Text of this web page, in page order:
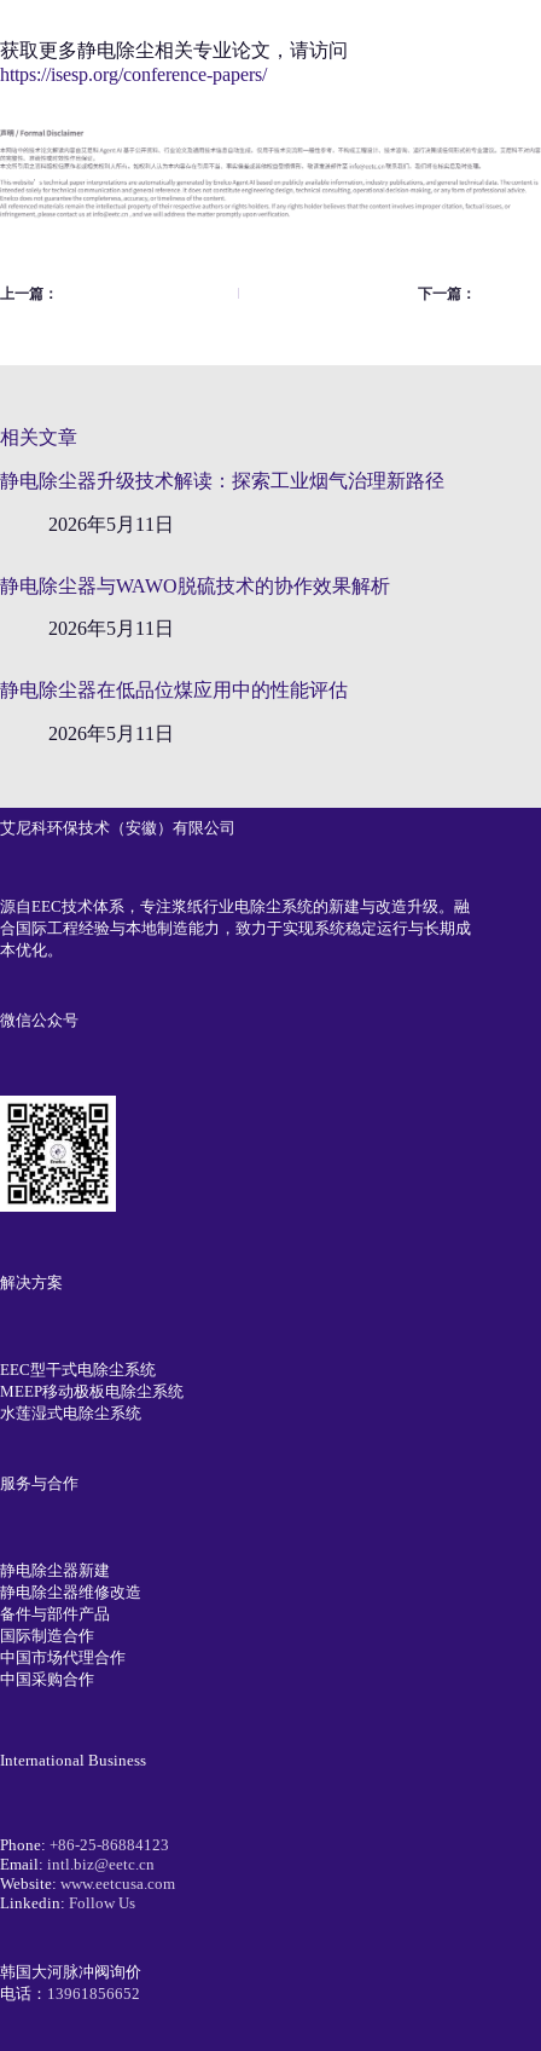
获取更多静电除尘相关专业论文，请访问
https://isesp.org/conference-papers/
上一篇： 下一篇：
相关文章
静电除尘器升级技术解读：探索工业烟气治理新路径
2026年5月11日
静电除尘器与WAWO脱硫技术的协作效果解析
2026年5月11日
静电除尘器在低品位煤应用中的性能评估
2026年5月11日
艾尼科环保技术（安徽）有限公司
源自EEC技术体系，专注浆纸行业电除尘系统的新建与改造升级。融
合国际工程经验与本地制造能力，致力于实现系统稳定运行与长期成
本优化。
微信公众号
解决方案
EEC型干式电除尘系统
MEEP移动极板电除尘系统
水莲湿式电除尘系统
服务与合作
静电除尘器新建
静电除尘器维修改造
备件与部件产品
国际制造合作
中国市场代理合作
中国采购合作
International Business
Phone: +86-25-86884123
Email: intl.biz@eetc.cn
Website: www.eetcusa.com
Linkedin: Follow Us
韩国大河脉冲阀询价
电话： 13961856652